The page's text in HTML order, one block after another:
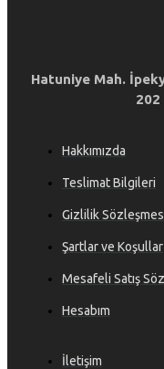
Hatuniye Mah.
202
Hakkımızda
Teslimat Bilgileri
Gizlilik
Şartlar ve Koşullar
Mesafeli Satış
Hesabım
İletişim